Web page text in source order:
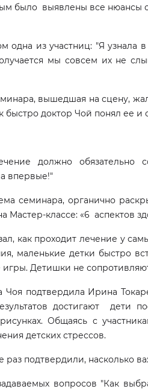
было выявлены все
одна из участниц: "Я
мы совсем их не
вышедшая на сцену,
быстро доктор Чой понял ее и
должно обязательно
впервые!"
семинара, органично
Мастер-классе: «6 аспектов
как проходит лечение у
маленькие детки быстро
Детишки не
подтвердила Ирина
достигают
Общаясь с
детских стрессов.
раз подтвердили, насколько
вопросов "Как